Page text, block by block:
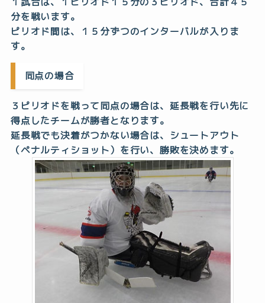
分を戦います。
ピリオド間は、１５分ずつのインターバルが入りま
す。
同点の場合
３ピリオドを戦って同点の場合は、延長戦を行い先に
得点したチームが勝者となります。
延長戦でも決着がつかない場合は、シュートアウト
（ペナルティショット）を行い、勝敗を決めます。